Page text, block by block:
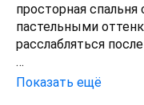
просторная
пастельными
расслабляться
В гостиной вас
Показать ещё